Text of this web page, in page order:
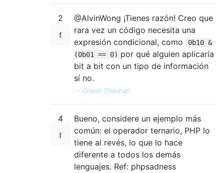
2
@AlvinWong ¡Tienes razón! Creo que
rara vez un código necesita una
expresión condicional, como
0b10 &
(0b01 == 0) por qué alguien aplicaría
bit a bit con un tipo de información
sí no.
— Grijesh Chauhan
4
Bueno, considere un ejemplo más
común: el operador ternario, PHP lo
tiene al revés, lo que lo hace
diferente a todos los demás
lenguajes. Ref: phpsadness